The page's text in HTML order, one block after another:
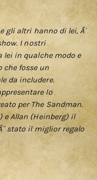
gli altri hanno di lei, Ã¨
I nostri
lei in qualche modo e
che fosse un
da includere.
lo
per The Sandman.
e Allan (Heinberg) il
stato il miglior regalo